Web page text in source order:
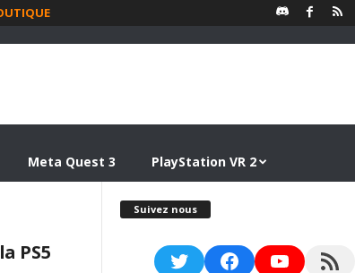
Meta Quest 3 PlayStation VR 2
PS5
Suivez nous
TwitterFacebookYouTubeRSS Feed